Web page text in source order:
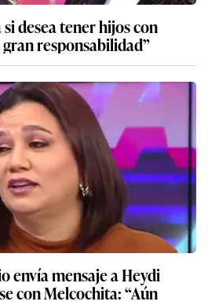
desea tener hijos con
responsabilidad”
envía mensaje a Heydi
con Melcochita: “Aún